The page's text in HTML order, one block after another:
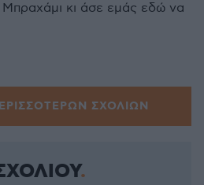
Μπραχάμι κι άσε εμάς εδώ να
ΣΧΟΛΙΩΝ